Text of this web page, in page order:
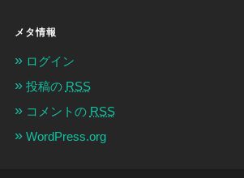
メタ情報
ログイン
投稿の RSS
コメントの RSS
WordPress.org